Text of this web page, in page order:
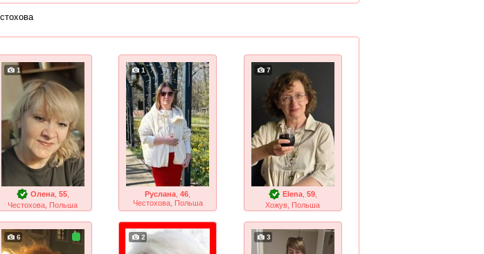
1
Олена ,55
Честохова, Польша
1
Руслана ,46
Честохова, Польша
7
Elena ,59
Хожув, Польша
6 2 3